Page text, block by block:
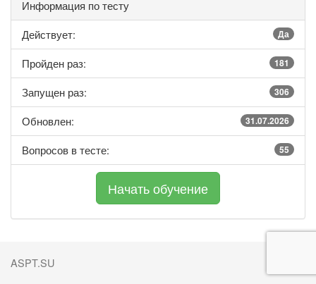
Информация по тесту
Действует:
Да
Пройден раз: 181
Запущен раз: 306
Обновлен: 31.07.2026
Вопросов в тесте: 55
ASPT.SU